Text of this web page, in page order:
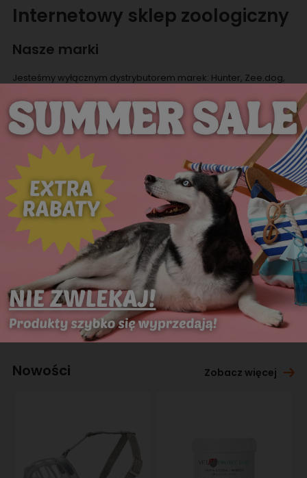
Internetowy sklep zoologiczny
Nasze marki
Jesteśmy wyłącznym dystrybutorem marek: Hunter, Zee.dog,
produkty dla psów i kotów oraz producentem ekologicznych
worków Eco Pets. Jesteśmy również dystrybutorem Rouchette -
marki oferującej obuwie dla kobiet, mężczyzn i dzieci.
Nowości Zobacz więcej